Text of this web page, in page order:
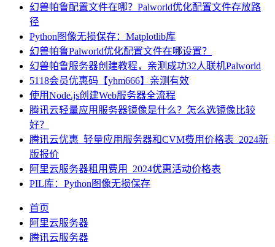
幻兽帕鲁配置文件在哪？Palworld优化配置文件存放路
径
Python图像无损保存：Matplotlib库
幻兽帕鲁Palworld优化配置文件在哪设置？
幻兽帕鲁服务器创建教程，亲测成功32人联机Palworld
5118会员优惠码【yhm666】亲测有效
使用Node.js创建Web服务器全流程
腾讯云轻量应用服务器镜像是什么？怎么选镜像比较
好？
腾讯云优惠_轻量应用服务器和CVM费用价格表_2024新
版报价
阿里云服务器租用费用_2024优惠活动价格表
PIL库：Python图像无损保存
首页
阿里云服务器
腾讯云服务器